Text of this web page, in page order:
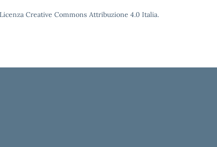
Creative Commons Attribuzione 4.0 Italia.